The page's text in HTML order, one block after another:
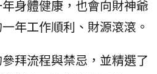
身體健康，也會向財神爺
年工作順利、財源滾滾。
拜流程與禁忌，並精選了